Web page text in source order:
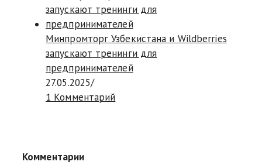
Минпромторг Узбекистана и Wildberries
запускают тренинги для
предпринимателей
27.05.2025/
1 Комментарий
Комментарии